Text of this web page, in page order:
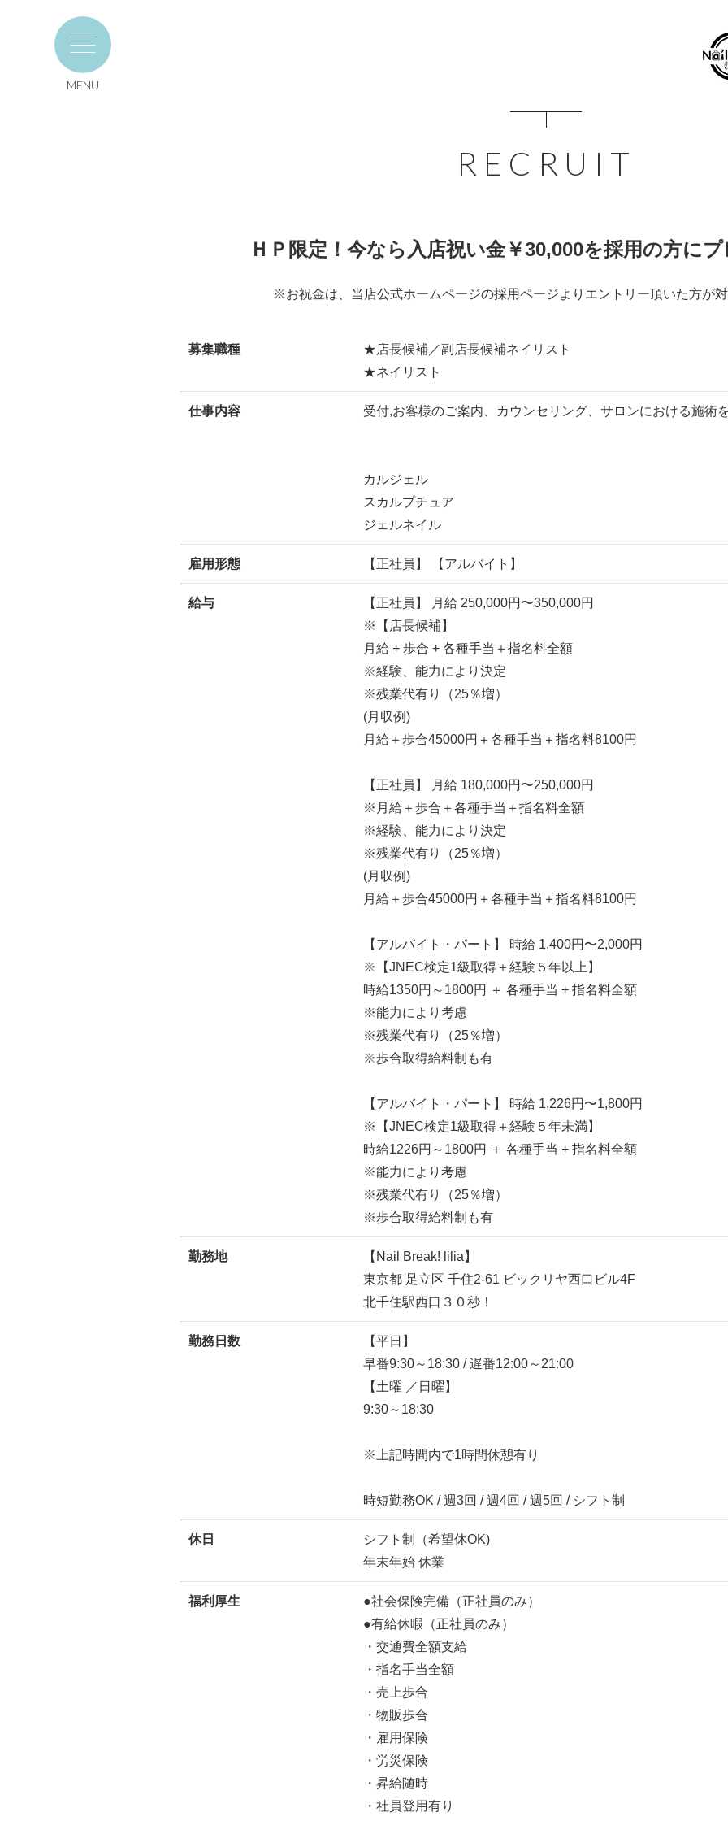
MENU
RECRUIT
ＨＰ限定！今なら入店祝い金￥30,000を採用の方にプ
※お祝金は、当店公式ホームページの採用ページよりエントリー頂いた方が対
募集職種
★店長候補／副店長候補ネイリスト
★ネイリスト
仕事内容 受付,お客様のご案内、カウンセリング、サロンにおける施術
カルジェル
スカルプチュア
ジェルネイル
雇用形態 【正社員】 【アルバイト】
給与
【正社員】 月給 250,000円〜350,000円
※【店長候補】
月給 + 歩合 + 各種手当＋指名料全額
※経験、能力により決定
※残業代有り（25％増）
(月収例)
月給＋歩合45000円＋各種手当＋指名料8100円
【正社員】 月給 180,000円〜250,000円
※月給＋歩合＋各種手当＋指名料全額
※経験、能力により決定
※残業代有り（25％増）
(月収例)
月給＋歩合45000円＋各種手当＋指名料8100円
【アルバイト・パート】 時給 1,400円〜2,000円
※【JNEC検定1級取得＋経験５年以上】
時給1350円～1800円 ＋ 各種手当 + 指名料全額
※能力により考慮
※残業代有り（25％増）
※歩合取得給料制も有
【アルバイト・パート】 時給 1,226円〜1,800円
※【JNEC検定1級取得＋経験５年未満】
時給1226円～1800円 ＋ 各種手当 + 指名料全額
※能力により考慮
※残業代有り（25％増）
※歩合取得給料制も有
勤務地
【Nail Break! lilia】
東京都 足立区 千住2-61 ビックリヤ西口ビル4F
北千住駅西口３０秒！
勤務日数
【平日】
早番9:30～18:30 / 遅番12:00～21:00
【土曜 ／日曜】
9:30～18:30
※上記時間内で1時間休憩有り
時短勤務OK / 週3回 / 週4回 / 週5回 / シフト制
休日
シフト制（希望休OK)
年末年始 休業
福利厚生
●社会保険完備（正社員のみ）
●有給休暇（正社員のみ）
・交通費全額支給
・指名手当全額
・売上歩合
・物販歩合
・雇用保険
・労災保険
・昇給随時
・社員登用有り